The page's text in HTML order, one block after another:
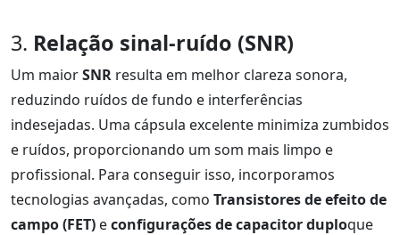
3. Relação sinal-ruído (SNR)
Um maiorSNR resulta em melhor clareza sonora,
reduzindo ruídos de fundo e interferências
indesejadas. Uma cápsula excelente minimiza zumbidos
e ruídos, proporcionando um som mais limpo e
profissional. Para conseguir isso, incorporamos
tecnologias avançadas, como Transistores de efeito de
campo (FET) econfigurações de capacitor duploque